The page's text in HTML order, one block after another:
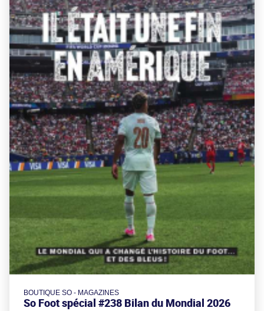
BOUTIQUE SO - MAGAZINES
So Foot spécial #238 Bilan du Mondial 2026